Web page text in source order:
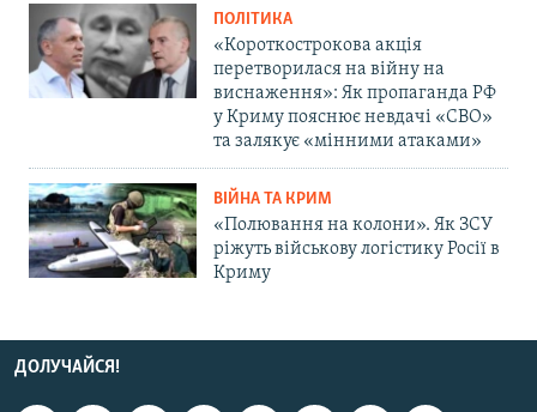
ПОЛІТИКА
«Короткострокова акція
перетворилася на війну на
виснаження»: Як пропаганда РФ
у Криму пояснює невдачі «СВО»
та залякує «мінними атаками»
ВІЙНА ТА КРИМ
«Полювання на колони». Як ЗСУ
ріжуть військову логістику Росії в
Криму
ДОЛУЧАЙСЯ!